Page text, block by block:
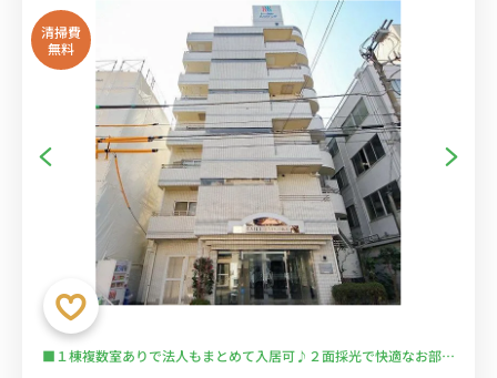
清掃費
無料
■１棟複数室ありで法人もまとめて入居可♪２面採光で快適なお部屋